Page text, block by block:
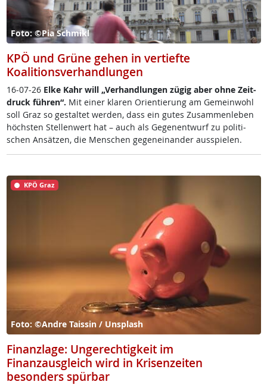
Foto: ©Pia Schmikl
KPÖ und Grüne gehen in vertiefte
Koalitionsverhandlungen
16-07-26 El­ke Kahr will „Ver­hand­lun­gen zü­g­ig aber oh­ne Zeit­
druck füh­r­en“. Mit ei­ner kla­ren Ori­en­tie­rung am Ge­mein­wohl
soll Graz so ge­stal­tet wer­den, dass ein gu­tes Zu­sam­men­le­ben
höchs­ten Stel­len­wert hat – auch als Ge­gen­ent­wurf zu po­li­ti­
schen An­sät­zen, die Men­schen ge­gen­ein­an­der aus­spie­len.
KPÖ Graz
Foto: ©Andre Taissin / Unsplash
Finanzlage: Ungerechtigkeit im
Finanzausgleich wird in Krisenzeiten
besonders spürbar